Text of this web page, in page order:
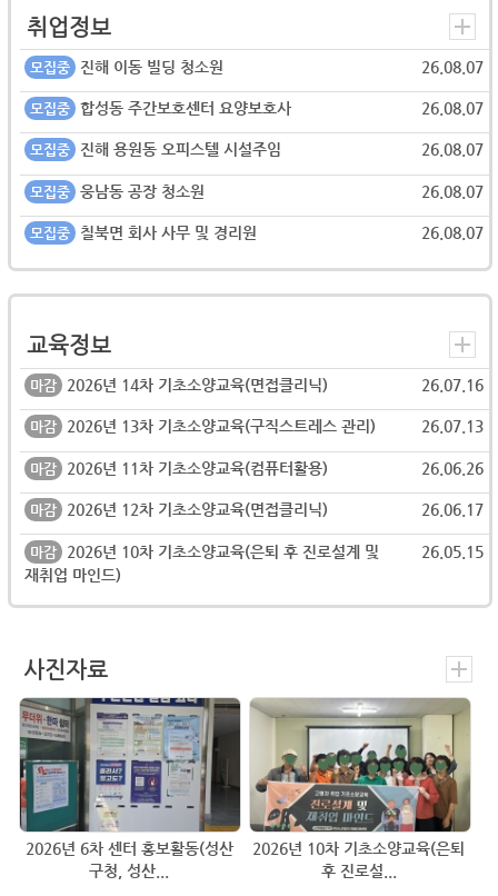
취업정보
모집중 진해 이동 빌딩 청소원 26.08.07
모집중 합성동 주간보호센터 요양보호사 26.08.07
모집중 진해 용원동 오피스텔 시설주임 26.08.07
모집중 웅남동 공장 청소원 26.08.07
모집중 칠북면 회사 사무 및 경리원 26.08.07
교육정보
마감 2026년 14차 기초소양교육(면접클리닉) 26.07.16
마감 2026년 13차 기초소양교육(구직스트레스 관리) 26.07.13
마감 2026년 11차 기초소양교육(컴퓨터활용) 26.06.26
마감 2026년 12차 기초소양교육(면접클리닉) 26.06.17
마감
2026년 10차 기초소양교육(은퇴 후 진로설계 및
재취업 마인드)
26.05.15
사진자료
2026년 6차 센터 홍보활동(성산
구청, 성산...
2026년 10차 기초소양교육(은퇴
후 진로설...